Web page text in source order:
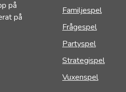
på
på
Familjespel
Frågespel
Partyspel
Strategispel
Vuxenspel